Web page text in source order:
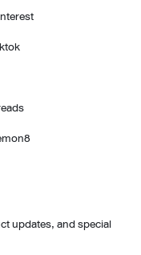
updates, and special